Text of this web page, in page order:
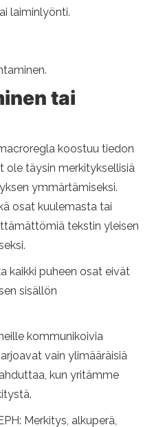
laiminlyönti.
tai
koostuu tiedon
ole täysin merkityksellisiä
ymmärtämiseksi.
osat kuulemasta tai
tekstin yleisen
kaikki puheen osat eivät
sisällön
kommunikoivia
vain ylimääräisiä
kun yritämme
Merkitys, alkuperä,